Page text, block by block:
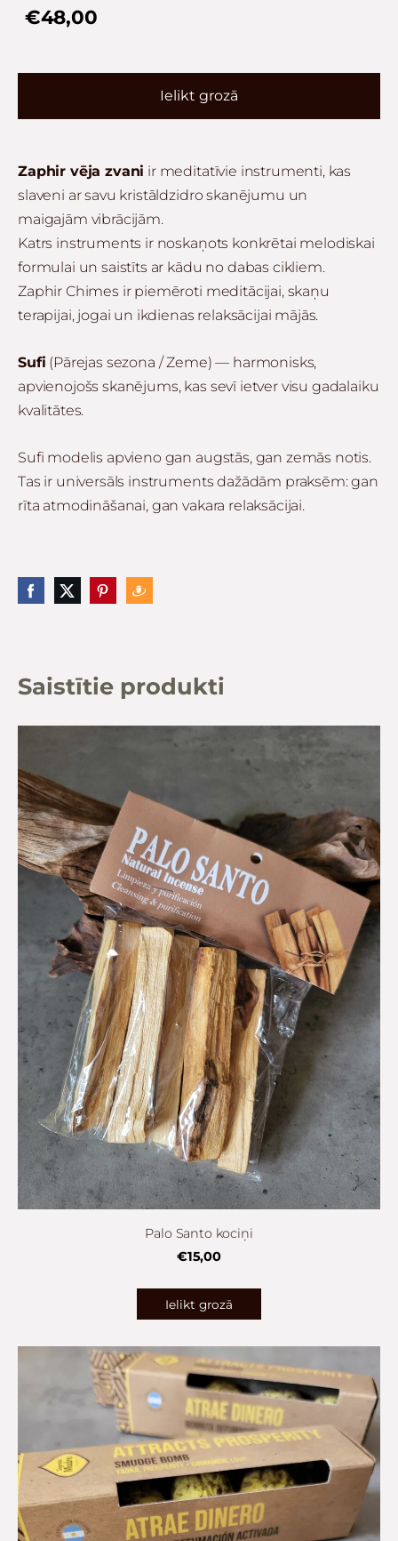
€48,00
Ielikt grozā
Zaphir vēja zvani ir meditatīvie instrumenti, kas
slaveni ar savu kristāldzidro skanējumu un
maigajām vibrācijām.
Katrs instruments ir noskaņots konkrētai melodiskai
formulai un saistīts ar kādu no dabas cikliem.
Zaphir Chimes ir piemēroti meditācijai, skaņu
terapijai, jogai un ikdienas relaksācijai mājās.
Sufi (Pārejas sezona / Zeme) — harmonisks,
apvienojošs skanējums, kas sevī ietver visu gadalaiku
kvalitātes.
Sufi modelis apvieno gan augstās, gan zemās notis.
Tas ir universāls instruments dažādām praksēm: gan
rīta atmodināšanai, gan vakara relaksācijai.
Saistītie produkti
Palo Santo kociņi
€15,00
Ielikt grozā